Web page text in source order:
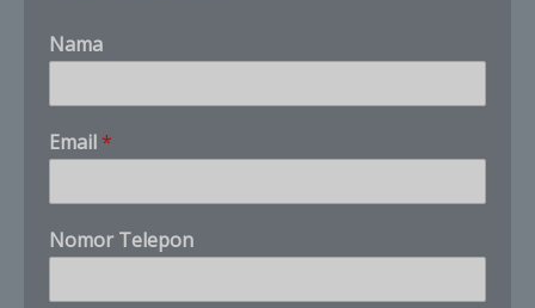
Nama
d
a
*
b
a
y
Email *
Nomor Telepon
Customer Service